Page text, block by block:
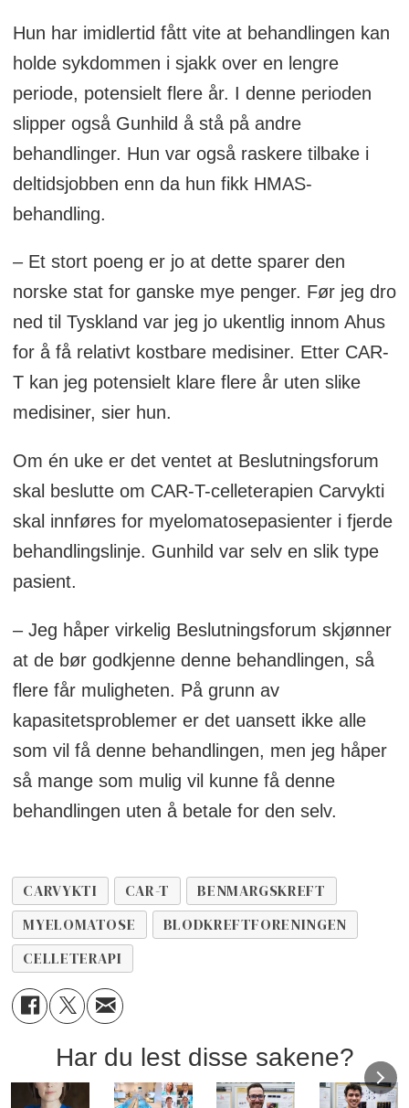
Hun har imidlertid fått vite at behandlingen kan
holde sykdommen i sjakk over en lengre
periode, potensielt flere år. I denne perioden
slipper også Gunhild å stå på andre
behandlinger. Hun var også raskere tilbake i
deltidsjobben enn da hun fikk HMAS-
behandling.
– Et stort poeng er jo at dette sparer den
norske stat for ganske mye penger. Før jeg dro
ned til Tyskland var jeg jo ukentlig innom Ahus
for å få relativt kostbare medisiner. Etter CAR-
T kan jeg potensielt klare flere år uten slike
medisiner, sier hun.
Om én uke er det ventet at Beslutningsforum
skal beslutte om CAR-T-celleterapien Carvykti
skal innføres for myelomatosepasienter i fjerde
behandlingslinje. Gunhild var selv en slik type
pasient.
– Jeg håper virkelig Beslutningsforum skjønner
at de bør godkjenne denne behandlingen, så
flere får muligheten. På grunn av
kapasitetsproblemer er det uansett ikke alle
som vil få denne behandlingen, men jeg håper
så mange som mulig vil kunne få denne
behandlingen uten å betale for den selv.
CARVYKTI CAR-T
BENMARGSKREFT
MYELOMATOSE
BLODKREFTFORENINGEN
CELLETERAPI
Har du lest disse sakene?